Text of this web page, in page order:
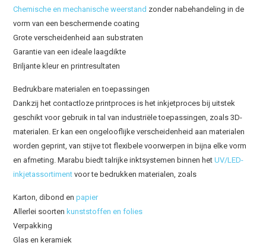
Chemische en mechanische weerstand zonder nabehandeling in de
vorm van een beschermende coating
Grote verscheidenheid aan substraten
Garantie van een ideale laagdikte
Briljante kleur en printresultaten
Bedrukbare materialen en toepassingen
Dankzij het contactloze printproces is het inkjetproces bij uitstek
geschikt voor gebruik in tal van industriële toepassingen, zoals 3D-
materialen. Er kan een ongelooflijke verscheidenheid aan materialen
worden geprint, van stijve tot flexibele voorwerpen in bijna elke vorm
en afmeting. Marabu biedt talrijke inktsystemen binnen hetUV/LED-
inkjetassortiment voor te bedrukken materialen, zoals
Karton, dibond enpapier
Allerlei soorten kunststoffen en folies
Verpakking
Glas en keramiek